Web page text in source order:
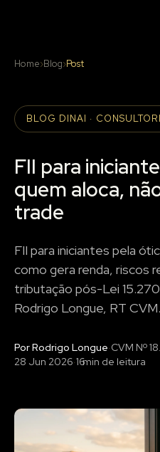
Home›Blog›Post
BLOG DINAI ·
FII para
quem aloca,
trade
FII para iniciantes pela
como gera renda, riscos
tributação pós-Lei
Rodrigo Longue, RT CVM.
Por Rodrigo Longue·CVM Nº
28 Jun 2026·16min de leitura